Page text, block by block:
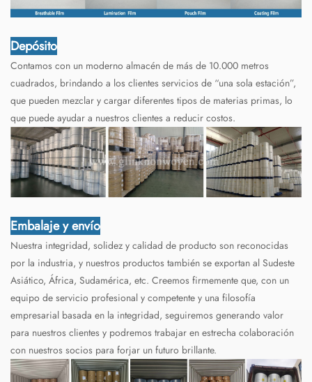
Depósito
Contamos con un moderno almacén de más de 10.000 metros
cuadrados, brindando a los clientes servicios de “una sola estación”,
que pueden mezclar y cargar diferentes tipos de materias primas, lo
que puede ayudar a nuestros clientes a reducir costos.
Embalaje y envío
Nuestra integridad, solidez y calidad de producto son reconocidas
por la industria, y nuestros productos también se exportan al Sudeste
Asiático, África, Sudamérica, etc. Creemos firmemente que, con un
equipo de servicio profesional y competente y una filosofía
empresarial basada en la integridad, seguiremos generando valor
para nuestros clientes y podremos trabajar en estrecha colaboración
con nuestros socios para forjar un futuro brillante.